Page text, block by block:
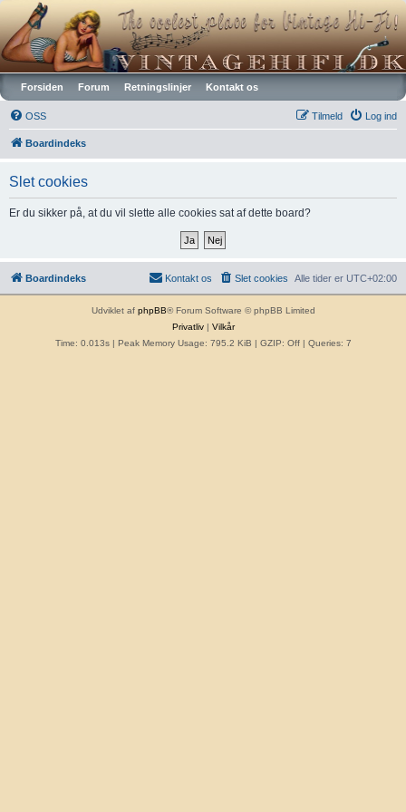
Vintagehifi.dk
Forsiden Forum Retningslinjer Kontakt os
OSS Log ind
Tilmeld
Boardindeks
Slet cookies
Er du sikker på, at du vil slette alle cookies sat af dette board?
Boardindeks Alle tider er UTC+02:00
Slet cookies
Kontakt os
Udviklet af phpBB® Forum Software © phpBB Limited
Privatliv| Vilkår
Time: 0.013s| Peak Memory Usage: 795.2 KiB | GZIP: Off | Queries: 7